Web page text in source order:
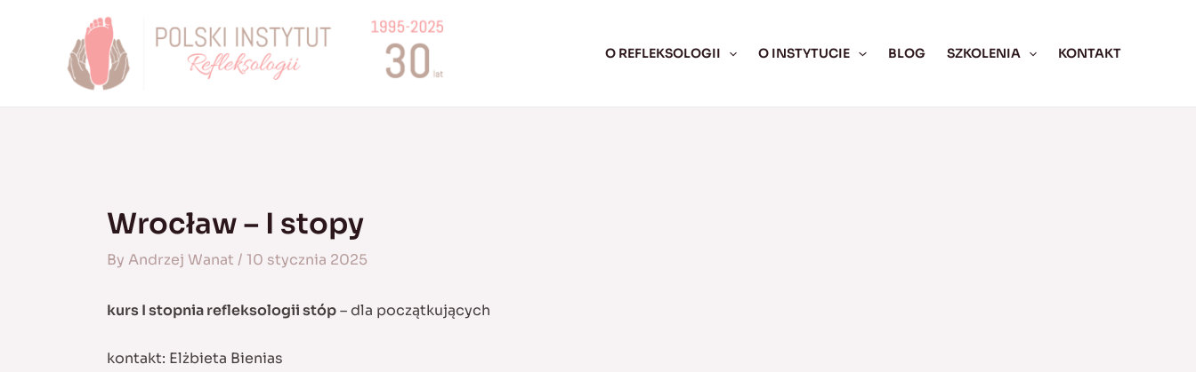
O REFLEKSOLOGII O INSTYTUCIE BLOG SZKOLENIA KONTAKT
Wrocław – I stopy
By Andrzej Wanat / 10 stycznia 2025
kurs I stopnia refleksologii stóp– dla początkujących
kontakt: Elżbieta Bienias